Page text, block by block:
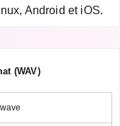
Android et iOS.
(WAV)